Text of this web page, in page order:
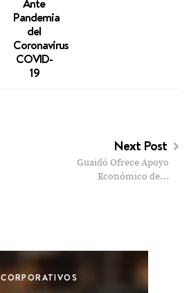
Ante
Pandemia
del
Coronavirus
COVID-
19
Next Post
Guaidó Ofrece Apoyo
Económico de…
CORPORATIVOS